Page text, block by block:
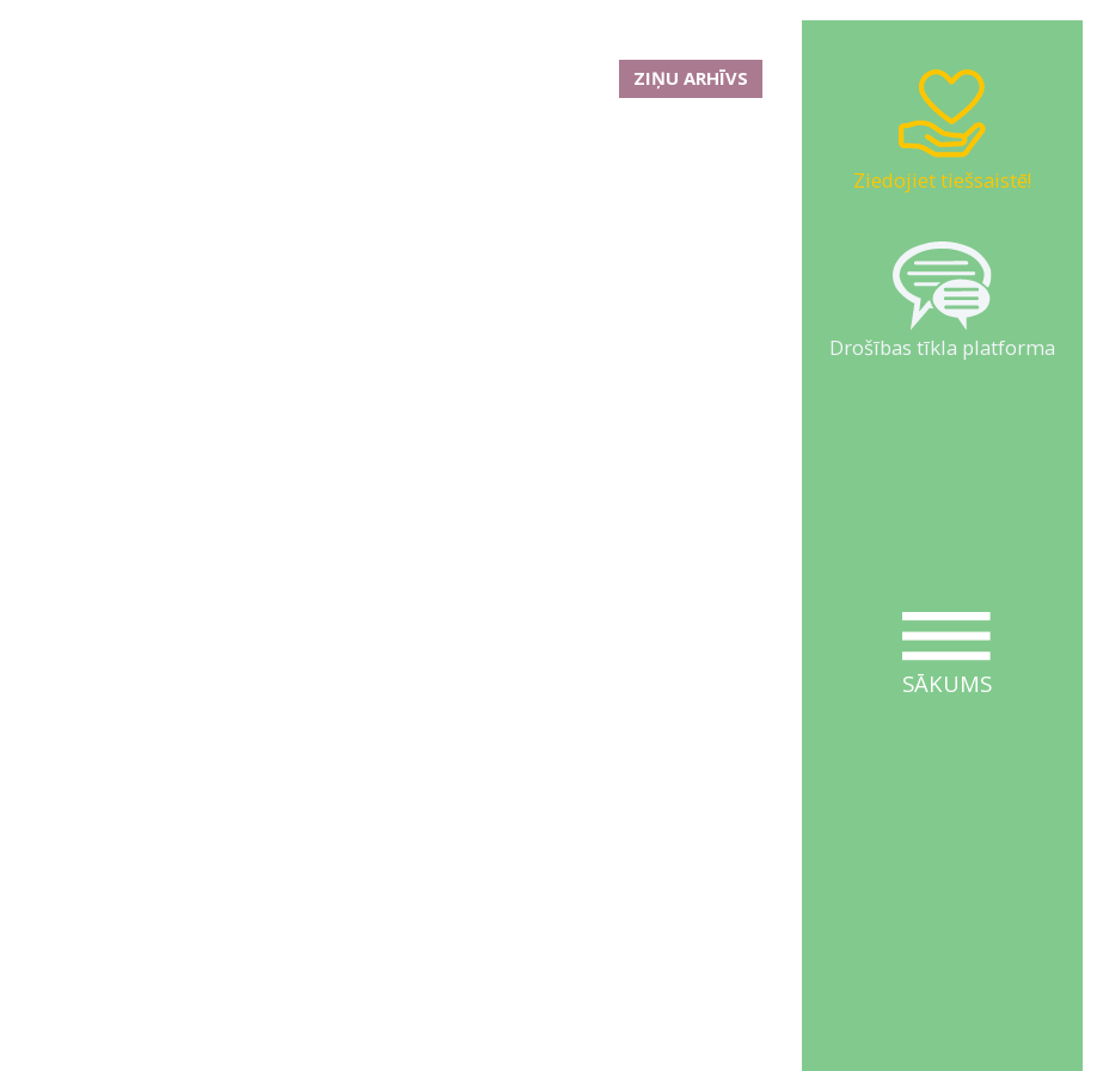
Ziedojiet tiešsaistē!
Drošības tīkla platforma
SĀKUMS
ZIŅU ARHĪVS